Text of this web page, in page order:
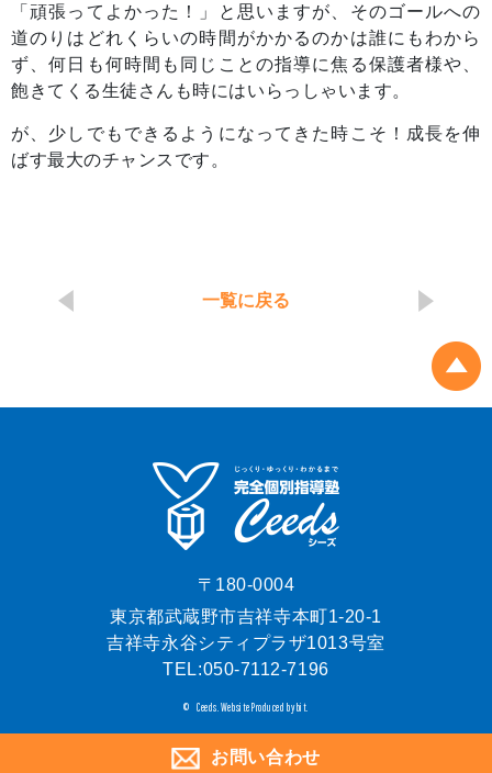
「頑張ってよかった！」と思いますが、そのゴールへの
道のりはどれくらいの時間がかかるのかは誰にもわから
ず、何日も何時間も同じことの指導に焦る保護者様や、
飽きてくる生徒さんも時にはいらっしゃいます。
が、少しでもできるようになってきた時こそ！成長を伸
ばす最大のチャンスです。
一覧に戻る
〒180-0004
東京都武蔵野市吉祥寺本町1-20-1
吉祥寺永谷シティプラザ1013号室
TEL:050-7112-7196
お問い合わせ
© Ceeds. Website Produced by bit.